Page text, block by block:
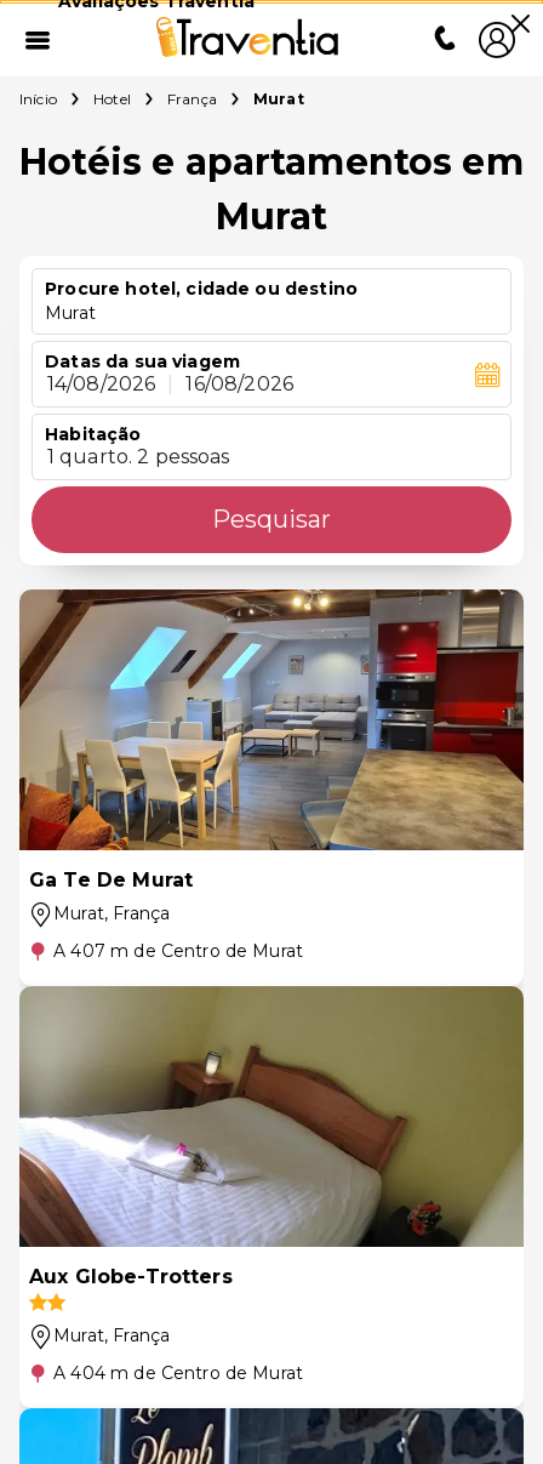
Início Hotel França Murat
Hotéis e apartamentos em
Murat
Procure hotel, cidade ou destino
Murat
Datas da sua viagem
14/08/2026 16/08/2026
Habitação
1 quarto. 2 pessoas
Pesquisar
Ga Te De Murat
Murat, França
A 407 m de Centro de Murat
Aux Globe-Trotters
Murat, França
A 404 m de Centro de Murat